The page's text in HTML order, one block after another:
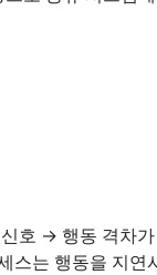
호 → 행동 격차
스는 행동을 지연